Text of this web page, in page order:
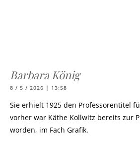
Barbara König
8 / 5 / 2026 | 13:58
Sie erhielt 1925 den Professorentitel
vorher war Käthe Kollwitz bereits zur
worden, im Fach Grafik.